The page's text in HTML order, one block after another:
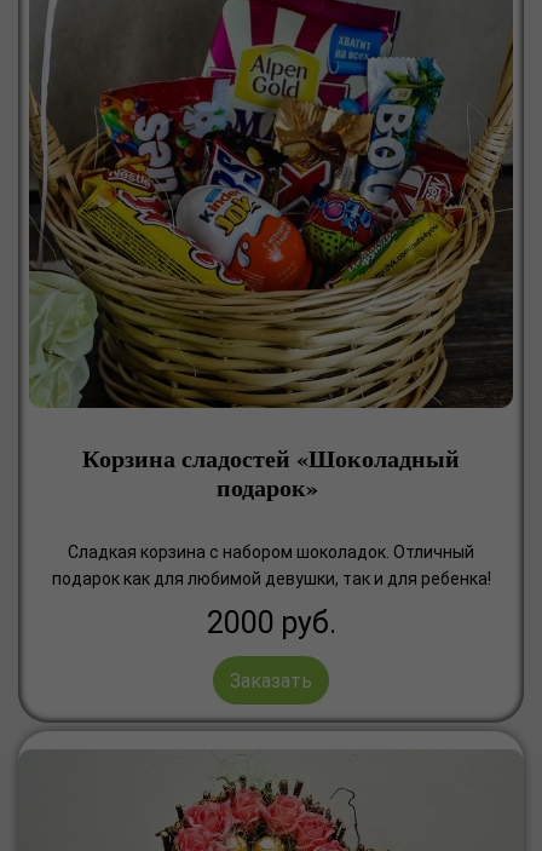
Корзина сладостей «Шоколадный
подарок»
Сладкая корзина с набором шоколадок. Отличный
подарок как для любимой девушки, так и для ребенка!
2000 руб.
Заказать